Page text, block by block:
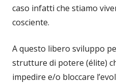
caso infatti che stiamo
cosciente.
A questo libero sviluppo
strutture di potere (élite)
impedire e/o bloccare